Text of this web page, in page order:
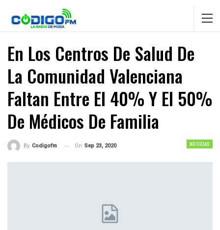
En Los Centros De Salud De
La Comunidad Valenciana
Faltan Entre El 40% Y El 50%
De Médicos De Familia
NOTICIAS
By Codigofm On Sep 23, 2020